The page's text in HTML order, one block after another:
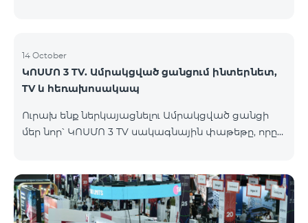
14 October
ԿՈՍՄՈ 3 TV. Ամրակցված ցանցում ինտերնետ,
TV և հեռախոսակապ
Ուրախ ենք ներկայացնելու Ամրակցված ցանցի
մեր նոր՝ ԿՈՍՄՈ 3 TV սակագնային փաթեթը, որը
ժամանակակից լուծումներ յուրաքանչյուր տան
համար, որը հասանելի կլինի Վարդենիս և
Գավառ քաղաքներում մինչև 15․11․2025